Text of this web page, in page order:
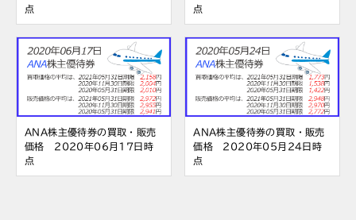
点
点
ANA株主優待券の買取・販売
価格 2020年06月17日時
点
ANA株主優待券の買取・販売
価格 2020年05月24日時
点